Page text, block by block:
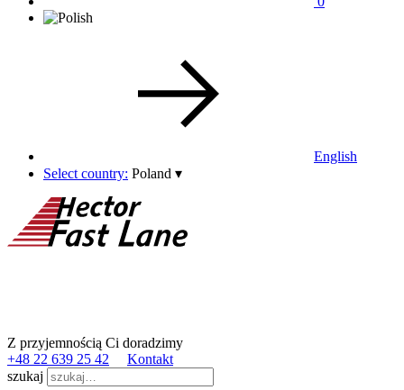
English
Select country: Poland ▾
Z przyjemnością Ci doradzimy
+48 22 639 25 42
Kontakt
szukaj